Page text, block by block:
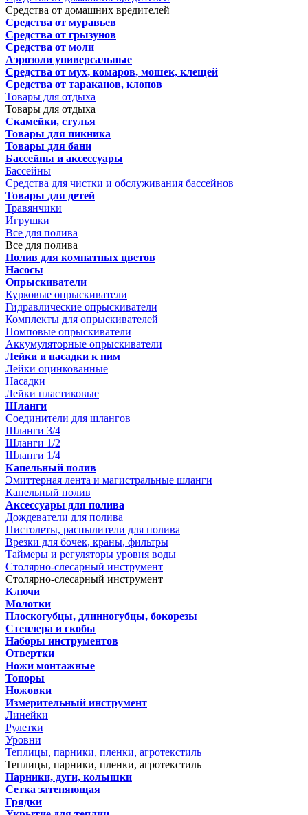
Средства от домашних вредителей
Средства от муравьев
Средства от грызунов
Средства от моли
Аэрозоли универсальные
Средства от мух, комаров, мошек, клещей
Средства от тараканов, клопов
Товары для отдыха
Товары для отдыха
Скамейки, стулья
Товары для пикника
Товары для бани
Бассейны и аксессуары
Бассейны
Средства для чистки и обслуживания бассейнов
Товары для детей
Травянчики
Игрушки
Все для полива
Все для полива
Полив для комнатных цветов
Насосы
Опрыскиватели
Курковые опрыскиватели
Гидравлические опрыскиватели
Комплекты для опрыскивателей
Помповые опрыскиватели
Аккумуляторные опрыскиватели
Лейки и насадки к ним
Лейки оцинкованные
Насадки
Лейки пластиковые
Шланги
Соединители для шлангов
Шланги 3/4
Шланги 1/2
Шланги 1/4
Капельный полив
Эмиттерная лента и магистральные шланги
Капельный полив
Аксессуары для полива
Дождеватели для полива
Пистолеты, распылители для полива
Врезки для бочек, краны, фильтры
Таймеры и регуляторы уровня воды
Столярно-слесарный инструмент
Столярно-слесарный инструмент
Ключи
Молотки
Плоскогубцы, длинногубцы, бокорезы
Степлера и скобы
Наборы инструментов
Отвертки
Ножи монтажные
Топоры
Ножовки
Измерительный инструмент
Линейки
Рулетки
Уровни
Теплицы, парники, пленки, агротекстиль
Теплицы, парники, пленки, агротекстиль
Парники, дуги, колышки
Сетка затеняющая
Грядки